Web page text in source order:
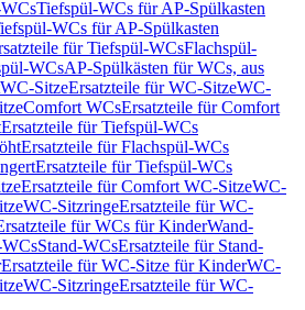
Tiefspül-WCs für AP-Spülkasten
WCs für AP-Spülkasten
für Tiefspül-WCsFlachspül-
WCsAP-Spülkästen für WCs, aus
WC-SitzeErsatzteile für WC-SitzeWC-
Comfort WCsErsatzteile für Comfort
Ersatzteile für Tiefspül-WCs
Ersatzteile für Flachspül-WCs
Ersatzteile für Tiefspül-WCs
Ersatzteile für Comfort WC-SitzeWC-
WC-SitzringeErsatzteile für WC-
für WCs für KinderWand-
Stand-WCsErsatzteile für Stand-
Ersatzteile für WC-Sitze für KinderWC-
WC-SitzringeErsatzteile für WC-